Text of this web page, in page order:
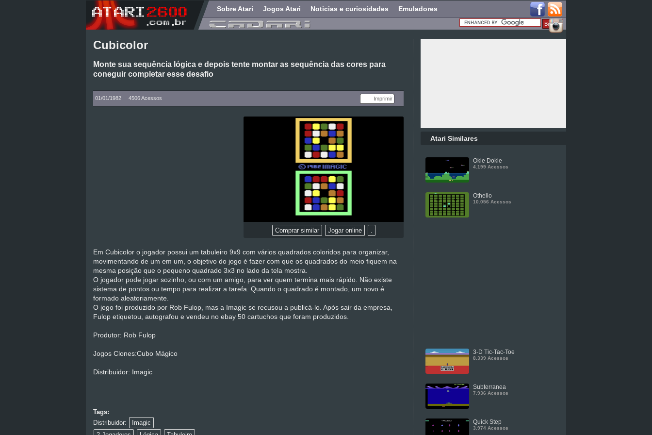
Sobre Atari Jogos Atari Noticias e curiosidades Emuladores
Cubicolor
Monte sua sequência lógica e depois tente montar as sequência das cores para
coneguir completar esse desafio
01/01/1982 4506 Acessos Imprimir
Comprar similar Jogar online
Em Cubicolor o jogador possui um tabuleiro 9x9 com vários quadrados coloridos para organizar,
movimentando de um em um, o objetivo do jogo é fazer com que os quadrados do meio fiquem na
mesma posição que o pequeno quadrado 3x3 no lado da tela mostra.
O jogador pode jogar sozinho, ou com um amigo, para ver quem termina mais rápido. Não existe
sistema de pontos ou tempo para realizar a tarefa. Quando o quadrado é montado, um novo é
formado aleatoriamente.
O jogo foi produzido por Rob Fulop, mas a Imagic se recusou a publicá-lo. Após sair da empresa,
Fulop etiquetou, autografou e vendeu no ebay 50 cartuchos que foram produzidos.
Produtor: Rob Fulop
Jogos Clones:Cubo Mágico
Distribuidor: Imagic
Tags:
Distribuidor:
Imagic
Atari Similares
Okie Dokie
4.199 Acessos
Othello
10.056 Acessos
3-D Tic-Tac-Toe
8.339 Acessos
Subterranea
7.936 Acessos
Quick Step
3.974 Acessos